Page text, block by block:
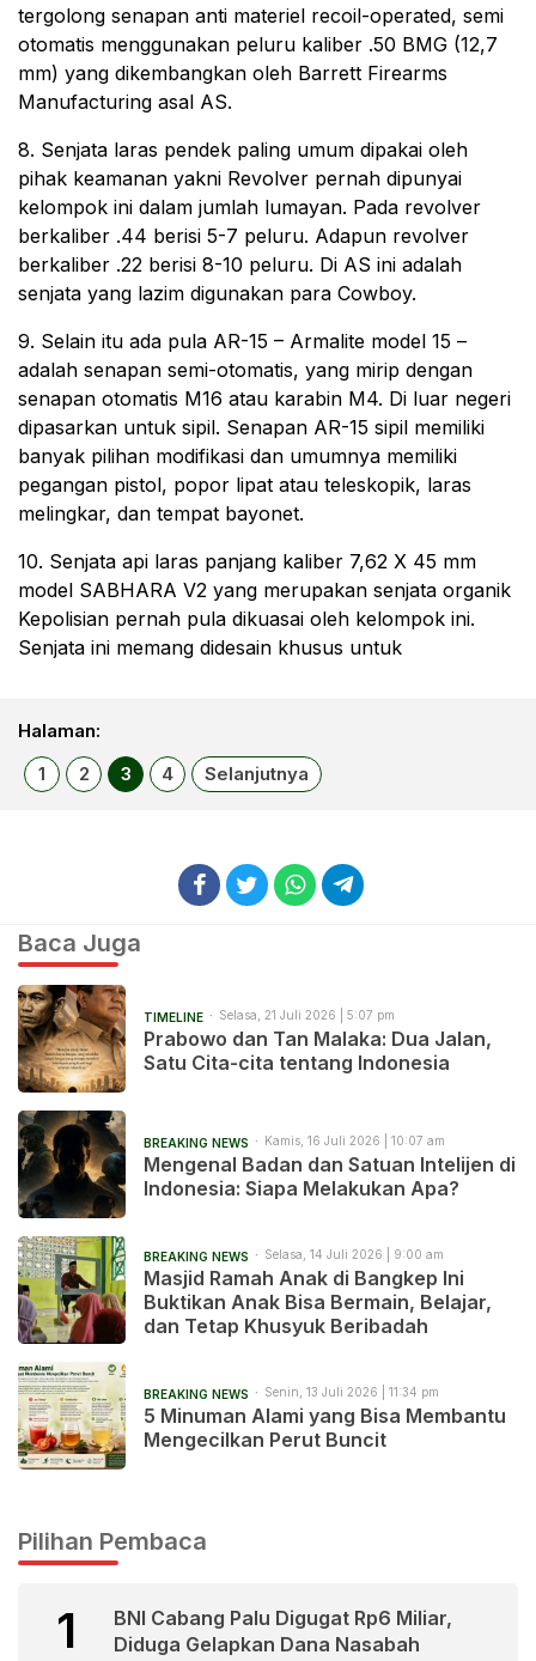
tergolong senapan anti materiel recoil-operated, semi
otomatis menggunakan peluru kaliber .50 BMG (12,7
mm) yang dikembangkan oleh Barrett Firearms
Manufacturing asal AS.
8. Senjata laras pendek paling umum dipakai oleh
pihak keamanan yakni Revolver pernah dipunyai
kelompok ini dalam jumlah lumayan. Pada revolver
berkaliber .44 berisi 5-7 peluru. Adapun revolver
berkaliber .22 berisi 8-10 peluru. Di AS ini adalah
senjata yang lazim digunakan para Cowboy.
9. Selain itu ada pula AR-15 – Armalite model 15 –
adalah senapan semi-otomatis, yang mirip dengan
senapan otomatis M16 atau karabin M4. Di luar negeri
dipasarkan untuk sipil. Senapan AR-15 sipil memiliki
banyak pilihan modifikasi dan umumnya memiliki
pegangan pistol, popor lipat atau teleskopik, laras
melingkar, dan tempat bayonet.
10. Senjata api laras panjang kaliber 7,62 X 45 mm
model SABHARA V2 yang merupakan senjata organik
Kepolisian pernah pula dikuasai oleh kelompok ini.
Senjata ini memang didesain khusus untuk
Halaman:
1
2 3 4 Selanjutnya
Baca Juga
TIMELINE Selasa, 21 Juli 2026 | 5:07 pm
Prabowo dan Tan Malaka: Dua Jalan,
Satu Cita-cita tentang Indonesia
BREAKING NEWS Kamis, 16 Juli 2026 | 10:07 am
Mengenal Badan dan Satuan Intelijen di
Indonesia: Siapa Melakukan Apa?
BREAKING NEWS Selasa, 14 Juli 2026 | 9:00 am
Masjid Ramah Anak di Bangkep Ini
Buktikan Anak Bisa Bermain, Belajar,
dan Tetap Khusyuk Beribadah
BREAKING NEWS Senin, 13 Juli 2026 | 11:34 pm
5 Minuman Alami yang Bisa Membantu
Mengecilkan Perut Buncit
Pilihan Pembaca
1
BNI Cabang Palu Digugat Rp6 Miliar,
Diduga Gelapkan Dana Nasabah